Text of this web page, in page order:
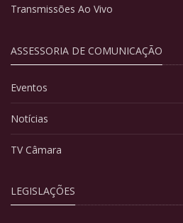
Transmissões Ao Vivo
ASSESSORIA DE COMUNICAÇÃO
Eventos
Notícias
TV Câmara
LEGISLAÇÕES